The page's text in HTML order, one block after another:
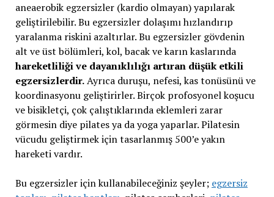
aneaerobik egzersizler (kardio olmayan) yapılarak
geliştirilebilir. Bu egzersizler dolaşımı hızlandırıp
yaralanma riskini azaltırlar. Bu egzersizler gövdenin
alt ve üst bölümleri, kol, bacak ve karın kaslarında
hareketliliği ve dayanıklılığı artıran düşük etkili
egzersizlerdir.Ayrıca duruşu, nefesi, kas tonüsünü ve
koordinasyonu geliştirirler. Birçok profosyonel koşucu
ve bisikletçi, çok çalıştıklarında eklemleri zarar
görmesin diye pilates ya da yoga yaparlar. Pilatesin
vücudu geliştirmek için tasarlanmış 500’e yakın
hareketi vardır.
Bu egzersizler için kullanabileceğiniz şeyler; egzersiz